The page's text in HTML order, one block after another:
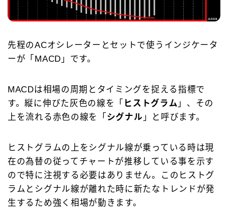
先程のACオシレーターとセットで使うインジケータ
ーが「MACD」です。
MACDは相場の周期とタイミングを捉える指標で
す。縦に伸びた灰色の線を「
ヒストグラム 」、その
上を流れる赤色の線を「 シグナル 」と呼びます。
ヒストグラムの上をシグナル線が乗っている時は現
在の為替の従ってチャートが推移している事を示す
ので特に注視する必要はありません。このヒストグ
ラムとシグナル線が離れた時に新たなトレンドが発
生するため強く相場が動きます。